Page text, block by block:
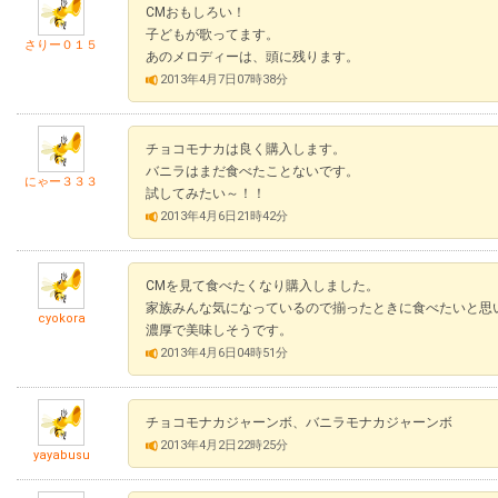
さりー０１５
CMおもしろい！
子どもが歌ってます。
あのメロディーは、頭に残ります。
2013年4月7日07時38分
にゃー３３３
チョコモナカは良く購入します。
バニラはまだ食べたことないです。
試してみたい～！！
2013年4月6日21時42分
cyokora
CMを見て食べたくなり購入しました。
家族みんな気になっているので揃ったときに食べたいと思
濃厚で美味しそうです。
2013年4月6日04時51分
yayabusu
チョコモナカジャーンボ、バニラモナカジャーンボ
2013年4月2日22時25分